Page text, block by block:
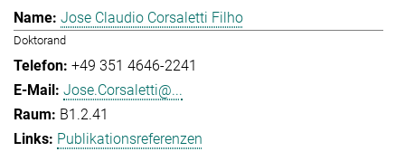
Jose Claudio Corsaletti Filho
Doktorand
+49 351 4646-2241
Jose.Corsaletti@...
B1.2.41
Publikationsreferenzen